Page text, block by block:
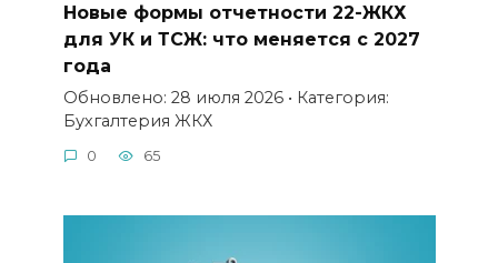
Новые формы отчетности 22-ЖКХ
для УК и ТСЖ: что меняется с 2027
года
Обновлено: 28 июля 2026 • Категория:
Бухгалтерия ЖКХ
0 65